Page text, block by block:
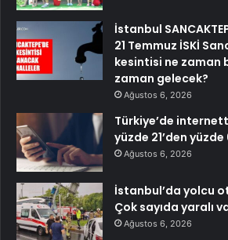
İstanbul
21 Temmuz İSKİ
kesintisi ne zaman
zaman gelecek?
Ağustos 6, 2026
Türkiye’de
yüzde 21’den yüzde
Ağustos 6, 2026
İstanbul’da yolcu
Çok sayıda yaralı
Ağustos 6, 2026